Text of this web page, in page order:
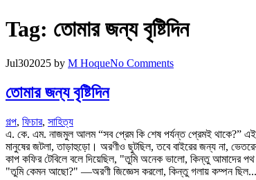
Tag: তোমার জন্য বৃষ্টিদিন
Jul302025 by M HoqueNo Comments
তোমার জন্য বৃষ্টিদিন
গল্প, ফিচার, সাহিত্য
এ. কে. এম. নাজমুল আলম “সব প্রেম কি শেষ পর্যন্ত প্রেমই থাকে?” এই
মানুষের জটলা, তাড়াহুড়ো। অরণীও ছুটছিল, তবে বাইরের জন্য না,
কাপ কফির টেবিলে বলে দিয়েছিল, "তুমি অনেক ভালো, কিন্তু
"তুমি কেমন আছো?" —অরণী জিজ্ঞেস করলো, কিন্তু গলায় কম্পন ছিল...